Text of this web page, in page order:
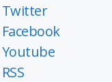
Twitter
Facebook
Youtube
RSS